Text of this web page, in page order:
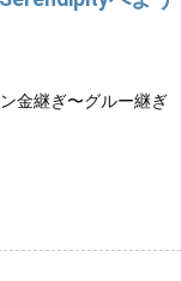
方ようこそ〜〜〜
お休みなど このサイ
へよう